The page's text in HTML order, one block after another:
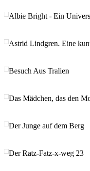
Albie Bright - Ein
Astrid Lindgren. Eine
Besuch Aus Tralien
Das Mädchen, das den
Der Junge auf dem Berg
Der Ratz-Fatz-x-weg 23